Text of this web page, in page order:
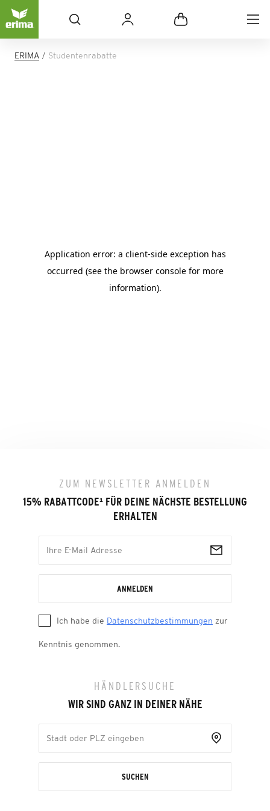
ERIMA Studentenrabatte
ZUM NEWSLETTER ANMELDEN
15% RABATTCODE¹ FÜR DEINE NÄCHSTE BESTELLUNG
ERHALTEN
ANMELDEN
Ich habe die Datenschutzbestimmungen zur
Kenntnis genommen.
HÄNDLERSUCHE
WIR SIND GANZ IN DEINER NÄHE
SUCHEN